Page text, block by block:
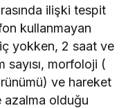
ilişki tespit
kullanmayan
yokken, 2 saat ve
morfoloji (
ve hareket
azalma olduğu